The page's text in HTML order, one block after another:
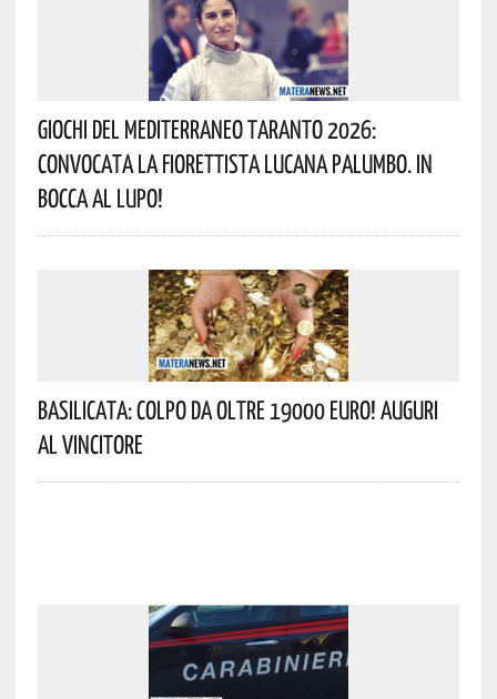
Giochi Del Mediterraneo Taranto 2026:
Convocata La Fiorettista Lucana Palumbo. In
Bocca Al Lupo!
Basilicata: Colpo Da Oltre 19000 Euro! Auguri
Al Vincitore